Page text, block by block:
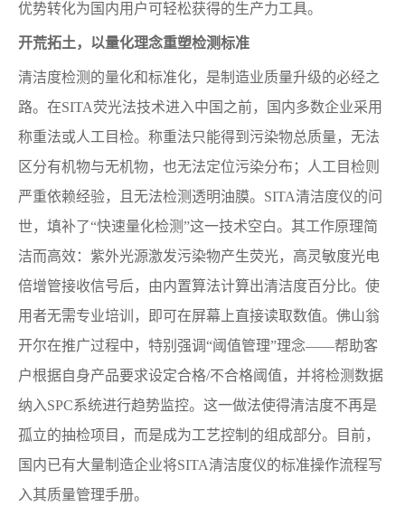
优势转化为国内用户可轻松获得的生产力工具。
开荒拓土，以量化理念重塑检测标准
清洁度检测的量化和标准化，是制造业质量升级的必经之
路。在SITA荧光法技术进入中国之前，国内多数企业采用
称重法或人工目检。称重法只能得到污染物总质量，无法
区分有机物与无机物，也无法定位污染分布；人工目检则
严重依赖经验，且无法检测透明油膜。SITA清洁度仪的问
世，填补了“快速量化检测”这一技术空白。其工作原理简
洁而高效：紫外光源激发污染物产生荧光，高灵敏度光电
倍增管接收信号后，由内置算法计算出清洁度百分比。使
用者无需专业培训，即可在屏幕上直接读取数值。佛山翁
开尔在推广过程中，特别强调“阈值管理”理念——帮助客
户根据自身产品要求设定合格/不合格阈值，并将检测数据
纳入SPC系统进行趋势监控。这一做法使得清洁度不再是
孤立的抽检项目，而是成为工艺控制的组成部分。目前，
国内已有大量制造企业将SITA清洁度仪的标准操作流程写
入其质量管理手册。